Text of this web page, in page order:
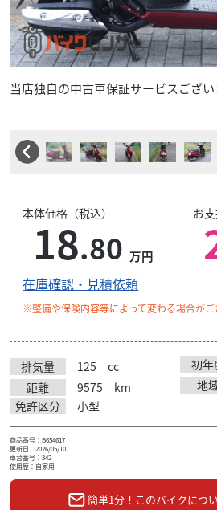
当店独自の中古車保証サービスござい
本体価格（税込）
18.80 万円
お
在庫確認・見積依頼
※整備や保険内容等によって変わる場合が
排気量 125 cc 初年
距離
9575 km 地
免許区分
小型
商品番号：B654617
更新日：2026/05/10
車台番号：342
使用歴：自家用
簡単1分！このバイクにつ